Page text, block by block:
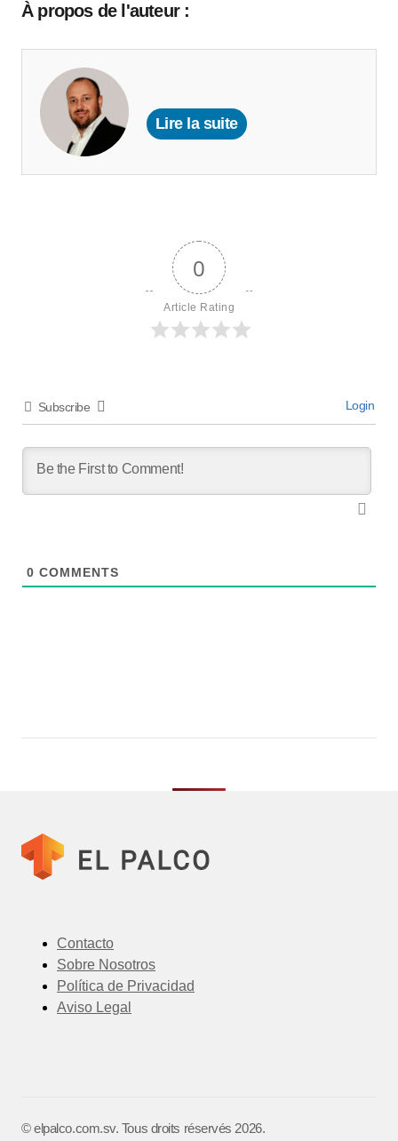
À propos de l'auteur :
Lire la suite
0
Article Rating
Subscribe Login
0 COMMENTS
Contacto
Sobre Nosotros
Política de Privacidad
Aviso Legal
©️ elpalco.com.sv. Tous droits réservés 2026.